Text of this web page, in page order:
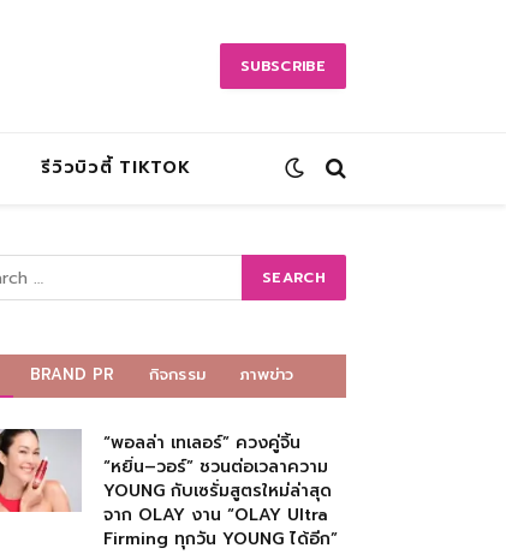
SUBSCRIBE
รีวิวบิวตี้ TIKTOK
BRAND PR กิจกรรม ภาพข่าว
“พอลล่า เทเลอร์” ควงคู่จิ้น
“หยิ่น–วอร์” ชวนต่อเวลาความ
YOUNG กับเซรั่มสูตรใหม่ล่าสุด
จาก OLAY งาน “OLAY Ultra
Firming ทุกวัน YOUNG ได้อีก”